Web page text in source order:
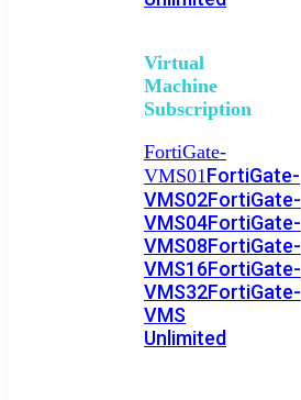
Virtual
Machine
Subscription
FortiGate-
VMS01FortiGate-
VMS02FortiGate-
VMS04FortiGate-
VMS08FortiGate-
VMS16FortiGate-
VMS32FortiGate-
VMS
Unlimited